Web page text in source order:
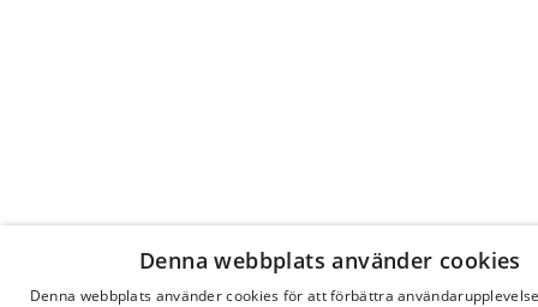
Denna webbplats använder cookies
Denna webbplats använder cookies för att förbättra